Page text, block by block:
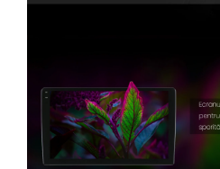
Conectică Volkswagen
Conectică Mercedes Benz